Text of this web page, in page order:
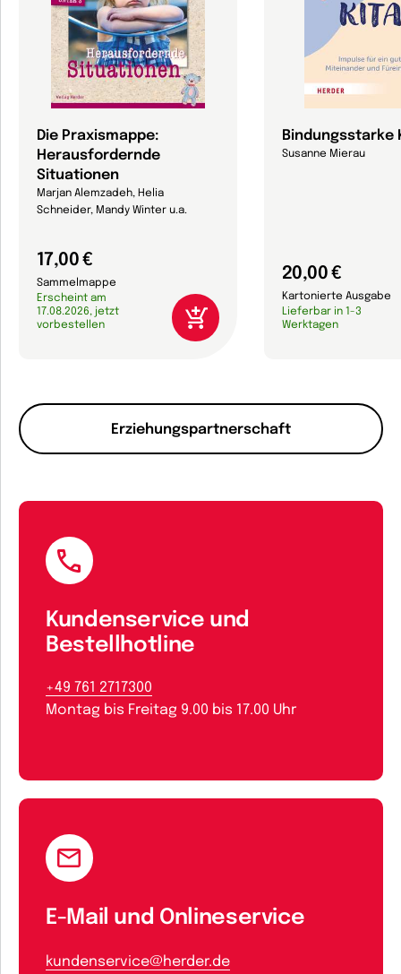
Erziehungspartnerschaft
Die Praxismappe:
Herausfordernde
Situationen
Marjan Alemzadeh, Helia
Schneider, Mandy Winter u.a.
17,00 €
Sammelmappe
Erscheint am
17.08.2026, jetzt
vorbestellen
Bindungsstarke
Susanne Mierau
20,00 €
Kartonierte Ausgabe
Lieferbar in 1-3
Werktagen
Kundenservice und
Bestellhotline
+49 761 2717300
Montag bis Freitag 9.00 bis 17.00 Uhr
E-Mail und Onlineservice
kundenservice@herder.de